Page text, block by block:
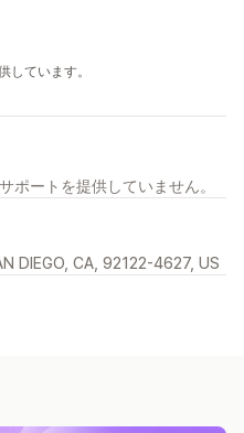
ています。
ポートを提供していません。
DIEGO, CA, 92122-4627, US